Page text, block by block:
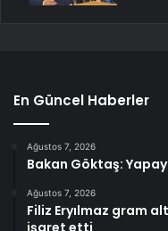
En Güncel Haberler
Ağustos 7, 2026
Bakan Göktaş:
Ağustos 7, 2026
Filiz Eryılmaz gram
işaret etti